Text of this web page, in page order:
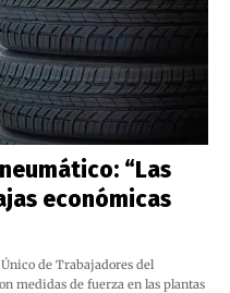
“Las
económicas
de Trabajadores del
medidas de fuerza en las plantas